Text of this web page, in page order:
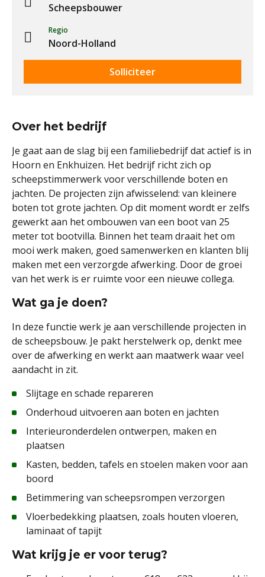
Scheepsbouwer
Regio
Noord-Holland
Solliciteer
Over het bedrijf
Je gaat aan de slag bij een familiebedrijf dat actief is in
Hoorn en Enkhuizen. Het bedrijf richt zich op
scheepstimmerwerk voor verschillende boten en
jachten. De projecten zijn afwisselend: van kleinere
boten tot grote jachten. Op dit moment wordt er zelfs
gewerkt aan het ombouwen van een boot van 25
meter tot bootvilla. Binnen het team draait het om
mooi werk maken, goed samenwerken en klanten blij
maken met een verzorgde afwerking. Door de groei
van het werk is er ruimte voor een nieuwe collega.
Wat ga je doen?
In deze functie werk je aan verschillende projecten in
de scheepsbouw. Je pakt herstelwerk op, denkt mee
over de afwerking en werkt aan maatwerk waar veel
aandacht in zit.
Slijtage en schade repareren
Onderhoud uitvoeren aan boten en jachten
Interieuronderdelen ontwerpen, maken en
plaatsen
Kasten, bedden, tafels en stoelen maken voor aan
boord
Betimmering van scheepsrompen verzorgen
Vloerbedekking plaatsen, zoals houten vloeren,
laminaat of tapijt
Wat krijg je er voor terug?